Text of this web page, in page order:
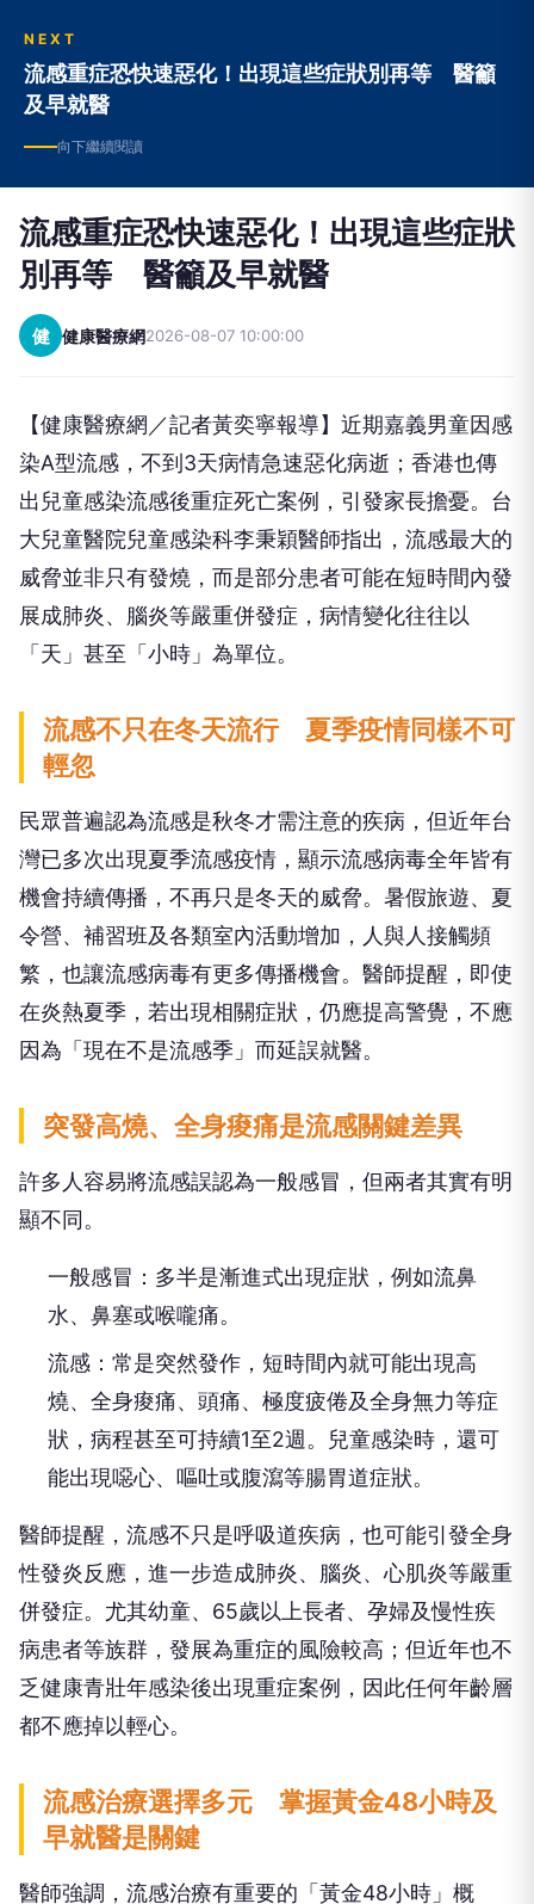
NEXT
流感重症恐快速惡化！出現這些症狀別再等 醫籲
及早就醫
向下繼續閱讀
流感重症恐快速惡化！出現這些症狀
別再等 醫籲及早就醫
健 健康醫療網2026-08-07 10:00:00
【健康醫療網／記者黃奕寧報導】近期嘉義男童因感
染A型流感，不到3天病情急速惡化病逝；香港也傳
出兒童感染流感後重症死亡案例，引發家長擔憂。台
大兒童醫院兒童感染科李秉穎醫師指出，流感最大的
威脅並非只有發燒，而是部分患者可能在短時間內發
展成肺炎、腦炎等嚴重併發症，病情變化往往以
「天」甚至「小時」為單位。
流感不只在冬天流行 夏季疫情同樣不可
輕忽
民眾普遍認為流感是秋冬才需注意的疾病，但近年台
灣已多次出現夏季流感疫情，顯示流感病毒全年皆有
機會持續傳播，不再只是冬天的威脅。暑假旅遊、夏
令營、補習班及各類室內活動增加，人與人接觸頻
繁，也讓流感病毒有更多傳播機會。醫師提醒，即使
在炎熱夏季，若出現相關症狀，仍應提高警覺，不應
因為「現在不是流感季」而延誤就醫。
突發高燒、全身痠痛是流感關鍵差異
許多人容易將流感誤認為一般感冒，但兩者其實有明
顯不同。
一般感冒：多半是漸進式出現症狀，例如流鼻
水、鼻塞或喉嚨痛。
流感：常是突然發作，短時間內就可能出現高
燒、全身痠痛、頭痛、極度疲倦及全身無力等症
狀，病程甚至可持續1至2週。兒童感染時，還可
能出現噁心、嘔吐或腹瀉等腸胃道症狀。
醫師提醒，流感不只是呼吸道疾病，也可能引發全身
性發炎反應，進一步造成肺炎、腦炎、心肌炎等嚴重
併發症。尤其幼童、65歲以上長者、孕婦及慢性疾
病患者等族群，發展為重症的風險較高；但近年也不
乏健康青壯年感染後出現重症案例，因此任何年齡層
都不應掉以輕心。
流感治療選擇多元 掌握黃金48小時及
早就醫是關鍵
醫師強調，流感治療有重要的「黃金48小時」概